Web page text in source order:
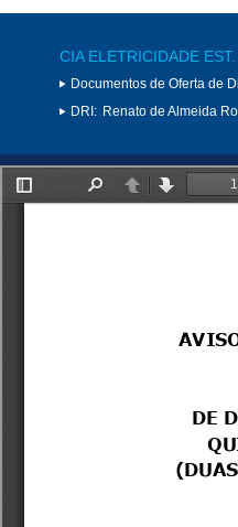
CIA ELETRICIDADE
Documentos de Oferta de
DRI: Renato de Almeida